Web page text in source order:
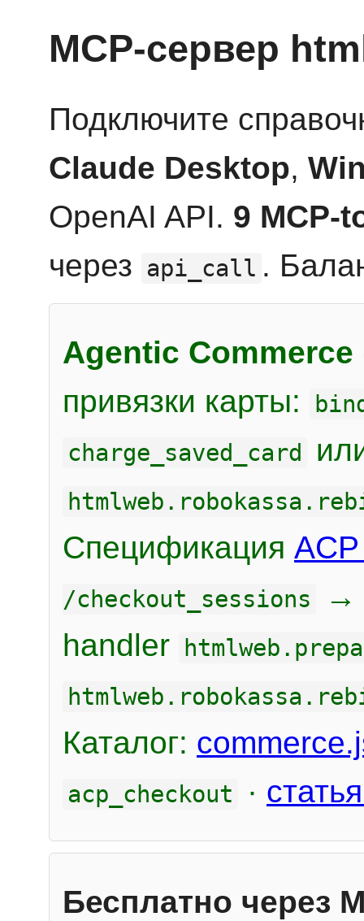
MCP-сервер
Подключите
Claude Desktop,
OpenAI API. 9 MCP-
через api_call .
Agentic Commerce
привязки карты:
charge_saved_card
Спецификация
/checkout_sessions
handler
Каталог:
acp_checkout ·
Бесплатно через